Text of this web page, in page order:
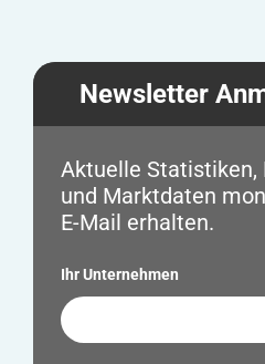
Newsletter
Aktuelle Statistiken,
und Marktdaten
E-Mail erhalten.
Ihr Unternehmen